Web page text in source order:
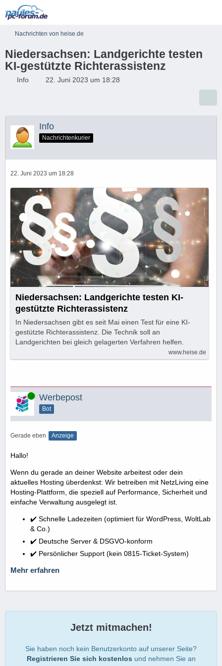
Nachrichten von heise.de
Niedersachsen: Landgerichte testen
KI-gestützte Richterassistenz
Info 22. Juni 2023 um 18:28
Info
Nachrichtenkurier
22. Juni 2023 um 18:28
Niedersachsen: Landgerichte testen KI-
gestützte Richterassistenz
In Niedersachsen gibt es seit Mai einen Test für eine KI-
gestützte Richterassistenz. Die Technik soll an
Landgerichten bei gleich gelagerten Verfahren helfen.
www.heise.de
Online Werbepost
Bot
Gerade eben Anzeige
Hallo!
Wenn du gerade an deiner Website arbeitest oder dein
aktuelles Hosting überdenkst: Wir betreiben mit NetzLiving eine
Hosting-Plattform, die speziell auf Performance, Sicherheit und
einfache Verwaltung ausgelegt ist.
✔️ Schnelle Ladezeiten (optimiert für WordPress, WoltLab
& Co.)
✔️ Deutsche Server & DSGVO-konform
✔️ Persönlicher Support (kein 0815-Ticket-System)
Mehr erfahren
Jetzt mitmachen!
Sie haben noch kein Benutzerkonto auf unserer Seite?
Registrieren Sie sich kostenlos und nehmen Sie an